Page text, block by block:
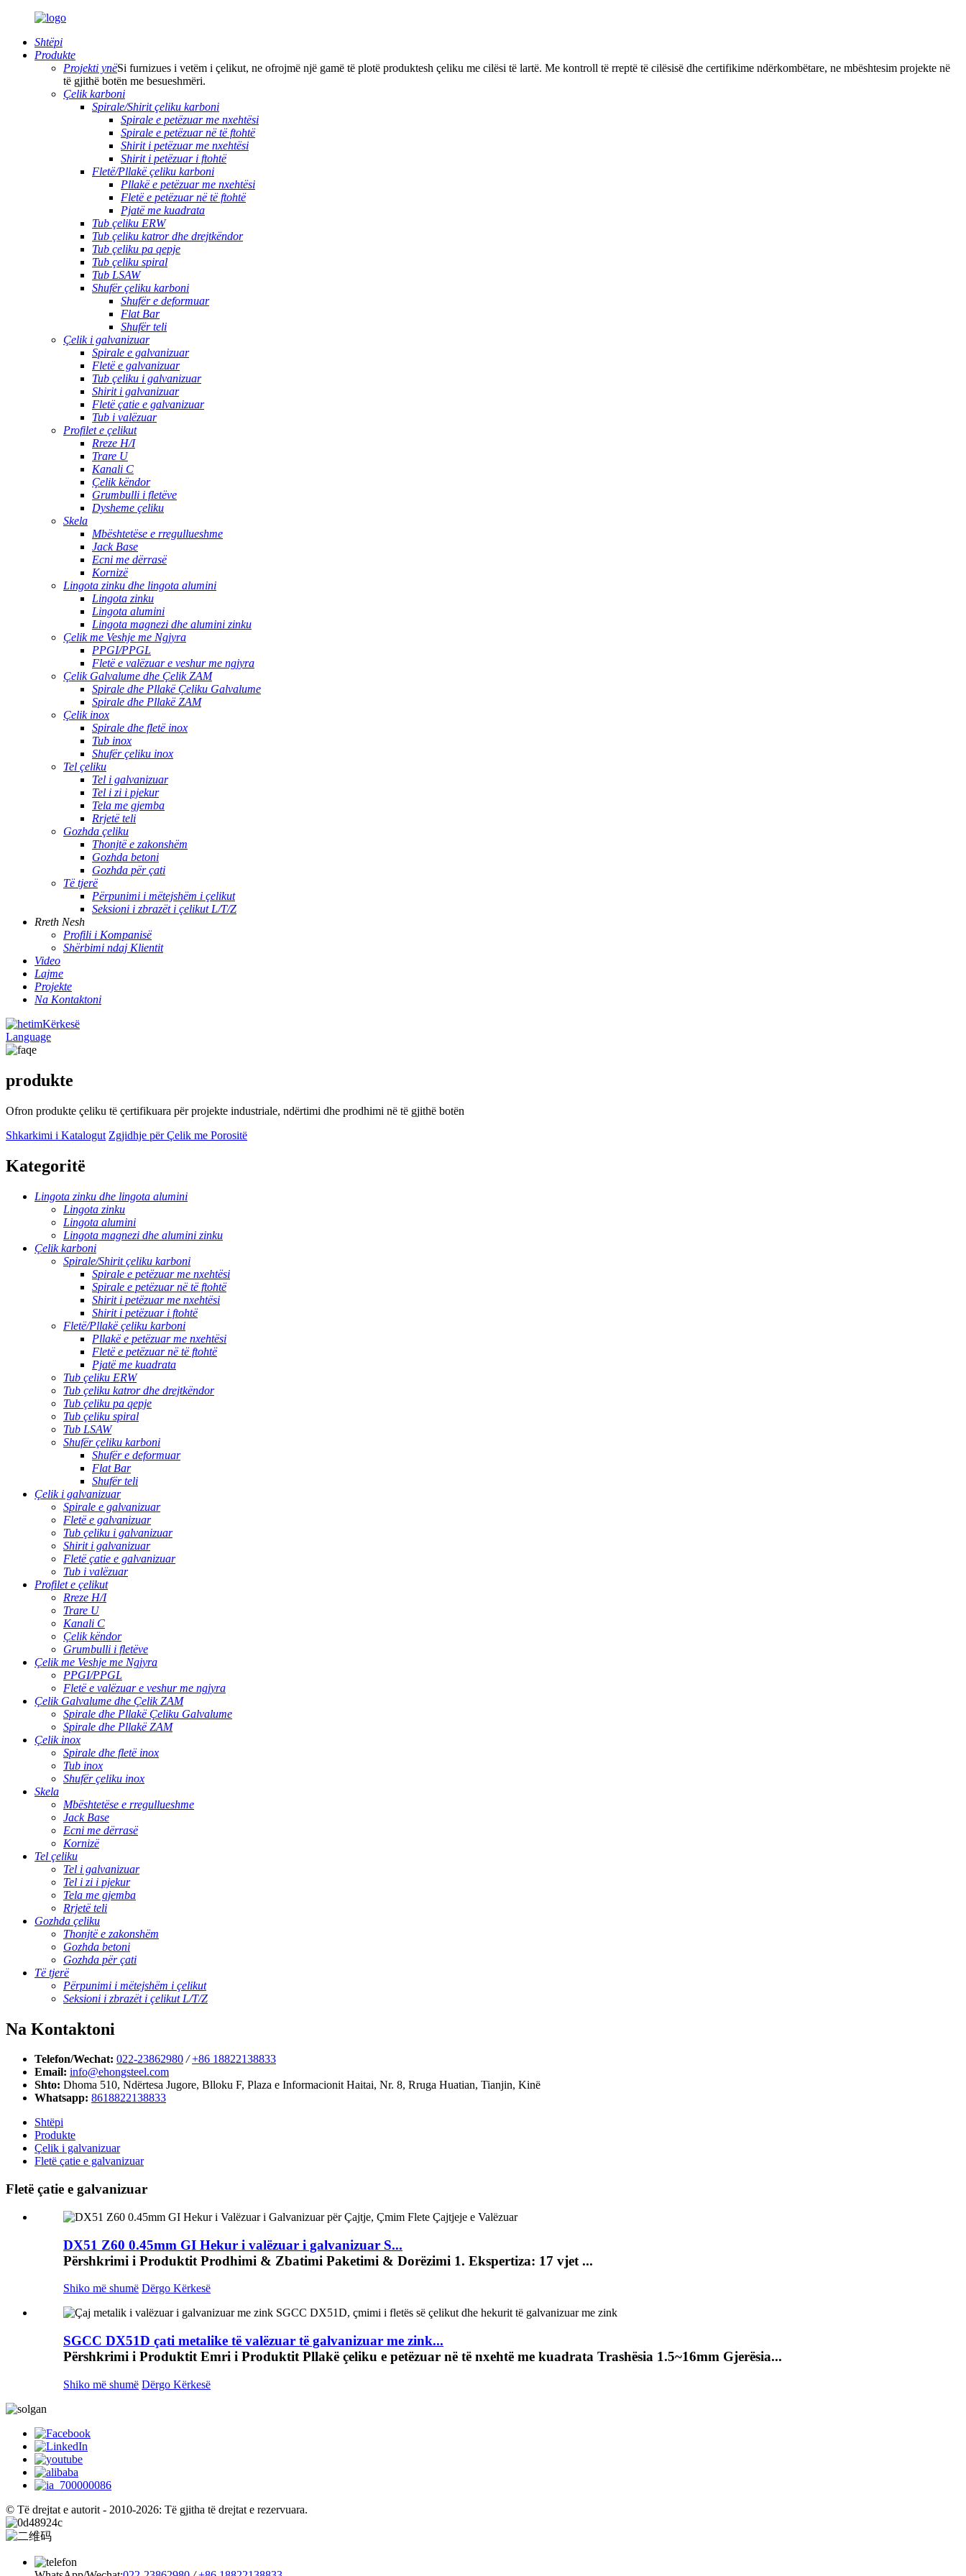
Shtëpi
Produkte
Projekti ynëSi furnizues i vetëm i çelikut, ne ofrojmë një gamë të plotë produktesh çeliku me cilësi të lartë. Me kontroll të rreptë të cilësisë dhe certifikime ndërkombëtare, ne mbështesim projekte në
të gjithë botën me besueshmëri.
Çelik karboni
Spirale/Shirit çeliku karboni
Spirale e petëzuar me nxehtësi
Spirale e petëzuar në të ftohtë
Shirit i petëzuar me nxehtësi
Shirit i petëzuar i ftohtë
Fletë/Pllakë çeliku karboni
Pllakë e petëzuar me nxehtësi
Fletë e petëzuar në të ftohtë
Pjatë me kuadrata
Tub çeliku ERW
Tub çeliku katror dhe drejtkëndor
Tub çeliku pa qepje
Tub çeliku spiral
Tub LSAW
Shufër çeliku karboni
Shufër e deformuar
Flat Bar
Shufër teli
Çelik i galvanizuar
Spirale e galvanizuar
Fletë e galvanizuar
Tub çeliku i galvanizuar
Shirit i galvanizuar
Fletë çatie e galvanizuar
Tub i valëzuar
Profilet e çelikut
Rreze H/I
Trare U
Kanali C
Çelik këndor
Grumbulli i fletëve
Dysheme çeliku
Skela
Mbështetëse e rregullueshme
Jack Base
Ecni me dërrasë
Kornizë
Lingota zinku dhe lingota alumini
Lingota zinku
Lingota alumini
Lingota magnezi dhe alumini zinku
Çelik me Veshje me Ngjyra
PPGI/PPGL
Fletë e valëzuar e veshur me ngjyra
Çelik Galvalume dhe Çelik ZAM
Spirale dhe Pllakë Çeliku Galvalume
Spirale dhe Pllakë ZAM
Çelik inox
Spirale dhe fletë inox
Tub inox
Shufër çeliku inox
Tel çeliku
Tel i galvanizuar
Tel i zi i pjekur
Tela me gjemba
Rrjetë teli
Gozhda çeliku
Thonjtë e zakonshëm
Gozhda betoni
Gozhda për çati
Të tjerë
Përpunimi i mëtejshëm i çelikut
Seksioni i zbrazët i çelikut L/T/Z
Rreth Nesh
Profili i Kompanisë
Shërbimi ndaj Klientit
Video
Lajme
Projekte
Na Kontaktoni
Kërkesë
Language
produkte
Ofron produkte çeliku të çertifikuara për projekte industriale, ndërtimi dhe prodhimi në të gjithë botën
Shkarkimi i Katalogut Zgjidhje për Çelik me Porositë
Kategoritë
Lingota zinku dhe lingota alumini
Lingota zinku
Lingota alumini
Lingota magnezi dhe alumini zinku
Çelik karboni
Spirale/Shirit çeliku karboni
Spirale e petëzuar me nxehtësi
Spirale e petëzuar në të ftohtë
Shirit i petëzuar me nxehtësi
Shirit i petëzuar i ftohtë
Fletë/Pllakë çeliku karboni
Pllakë e petëzuar me nxehtësi
Fletë e petëzuar në të ftohtë
Pjatë me kuadrata
Tub çeliku ERW
Tub çeliku katror dhe drejtkëndor
Tub çeliku pa qepje
Tub çeliku spiral
Tub LSAW
Shufër çeliku karboni
Shufër e deformuar
Flat Bar
Shufër teli
Çelik i galvanizuar
Spirale e galvanizuar
Fletë e galvanizuar
Tub çeliku i galvanizuar
Shirit i galvanizuar
Fletë çatie e galvanizuar
Tub i valëzuar
Profilet e çelikut
Rreze H/I
Trare U
Kanali C
Çelik këndor
Grumbulli i fletëve
Çelik me Veshje me Ngjyra
PPGI/PPGL
Fletë e valëzuar e veshur me ngjyra
Çelik Galvalume dhe Çelik ZAM
Spirale dhe Pllakë Çeliku Galvalume
Spirale dhe Pllakë ZAM
Çelik inox
Spirale dhe fletë inox
Tub inox
Shufër çeliku inox
Skela
Mbështetëse e rregullueshme
Jack Base
Ecni me dërrasë
Kornizë
Tel çeliku
Tel i galvanizuar
Tel i zi i pjekur
Tela me gjemba
Rrjetë teli
Gozhda çeliku
Thonjtë e zakonshëm
Gozhda betoni
Gozhda për çati
Të tjerë
Përpunimi i mëtejshëm i çelikut
Seksioni i zbrazët i çelikut L/T/Z
Na Kontaktoni
Telefon/Wechat: 022-23862980 / +86 18822138833
Email: info@ehongsteel.com
Shto: Dhoma 510, Ndërtesa Jugore, Blloku F, Plaza e Informacionit Haitai, Nr. 8, Rruga Huatian, Tianjin, Kinë
Whatsapp: 8618822138833
Shtëpi
Produkte
Çelik i galvanizuar
Fletë çatie e galvanizuar
Fletë çatie e galvanizuar
DX51 Z60 0.45mm GI Hekur i valëzuar i galvanizuar S...
Përshkrimi i Produktit Prodhimi & Zbatimi Paketimi & Dorëzimi 1. Ekspertiza: 17 vjet ...
Shiko më shumë Dërgo Kërkesë
SGCC DX51D çati metalike të valëzuar të galvanizuar me zink...
Përshkrimi i Produktit Emri i Produktit Pllakë çeliku e petëzuar në të nxehtë me kuadrata Trashësia 1.5~16mm Gjerësia...
Shiko më shumë Dërgo Kërkesë
© Të drejtat e autorit - 2010-2026: Të gjitha të drejtat e rezervuara.